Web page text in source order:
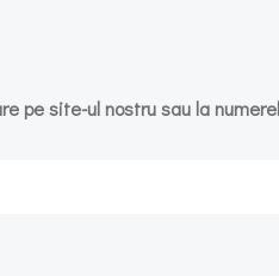
site-ul nostru sau la